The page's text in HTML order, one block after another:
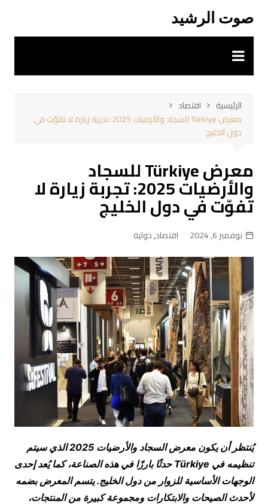
المحتوى
صوت الرشيد
الرئيسية
اقتصاد
معرض Türkiye للسجاد والأرضيات 2025: تجربة زيارة لا تفوّت في
دول الخليج
معرض Türkiye للسجاد
والأرضيات 2025: تجربة زيارة لا
تفوّت في دول الخليج
نوفمبر 6, 2024 اقتصاد,دولية
يُنتظر أن يكون معرض السجاد والأرضيات 2025 الذي سيتم
تنظيمه في Türkiye حدثًا بارزًا في هذه الصناعة، كما يُعد إحدى
الوجهات الأساسية للزوار من دول الخليج. يتسم المعرض بضمه
لأحدث الصيحات والابتكارات ومجموعة كبيرة من المنتجات،